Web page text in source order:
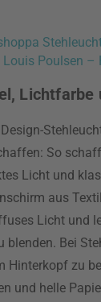
Louis Poulsen –
Lichtfarbe
So
Licht und
aus
Licht und
blenden. Bei
Hinterkopf zu
und helle